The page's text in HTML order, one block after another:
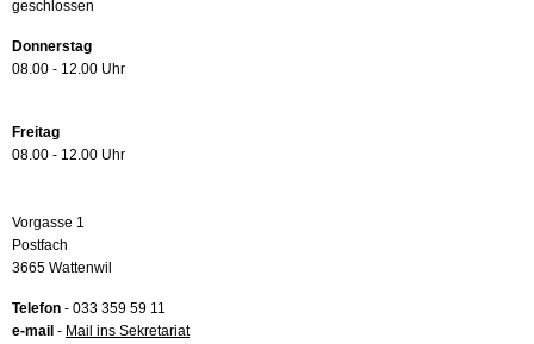
geschlossen
Donnerstag
08.00 - 12.00 Uhr
Freitag
08.00 - 12.00 Uhr
Vorgasse 1
Postfach
3665 Wattenwil
Telefon - 033 359 59 11
e-mail - Mail ins Sekretariat